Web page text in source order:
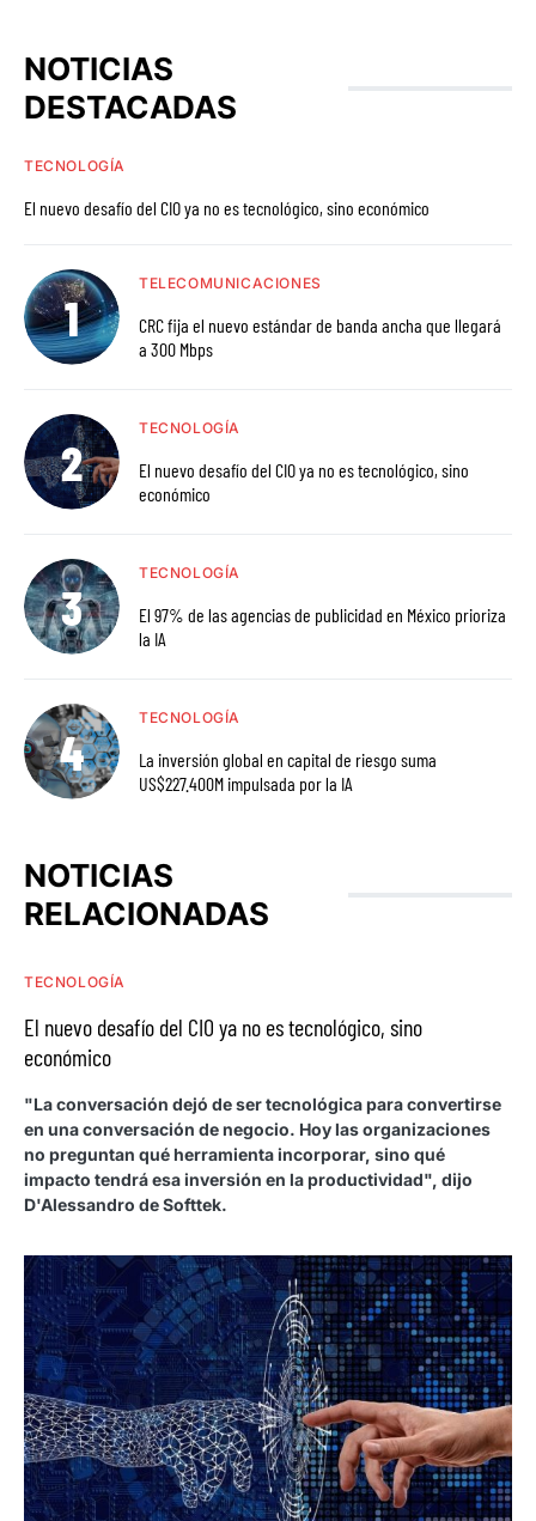
NOTICIAS
DESTACADAS
TECNOLOGÍA
El nuevo desafío del CIO ya no es tecnológico, sino económico
TELECOMUNICACIONES
CRC fija el nuevo estándar de banda ancha que llegará
a 300 Mbps
TECNOLOGÍA
El nuevo desafío del CIO ya no es tecnológico, sino
económico
TECNOLOGÍA
El 97% de las agencias de publicidad en México prioriza
la IA
TECNOLOGÍA
La inversión global en capital de riesgo suma
US$227.400M impulsada por la IA
NOTICIAS
RELACIONADAS
TECNOLOGÍA
El nuevo desafío del CIO ya no es tecnológico, sino
económico
"La conversación dejó de ser tecnológica para convertirse
en una conversación de negocio. Hoy las organizaciones
no preguntan qué herramienta incorporar, sino qué
impacto tendrá esa inversión en la productividad", dijo
D'Alessandro de Softtek.